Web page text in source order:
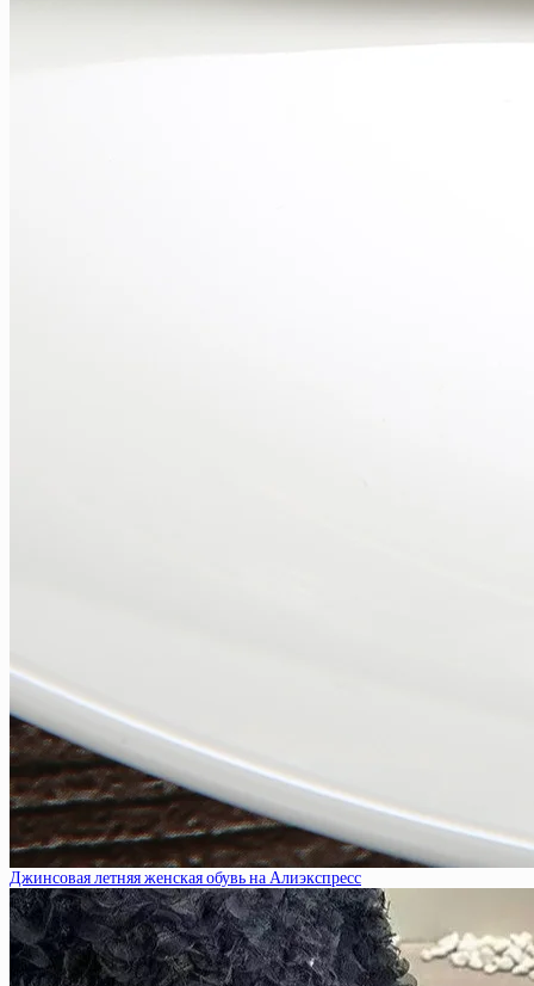
Джинсовая летняя женская обувь на Алиэкспресс